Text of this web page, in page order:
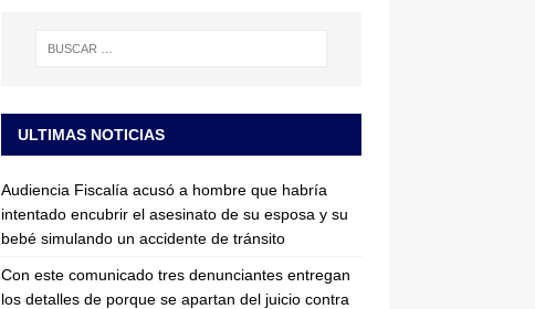
ULTIMAS NOTICIAS
Audiencia Fiscalía acusó a hombre que habría
intentado encubrir el asesinato de su esposa y su
bebé simulando un accidente de tránsito
Con este comunicado tres denunciantes entregan
los detalles de porque se apartan del juicio contra